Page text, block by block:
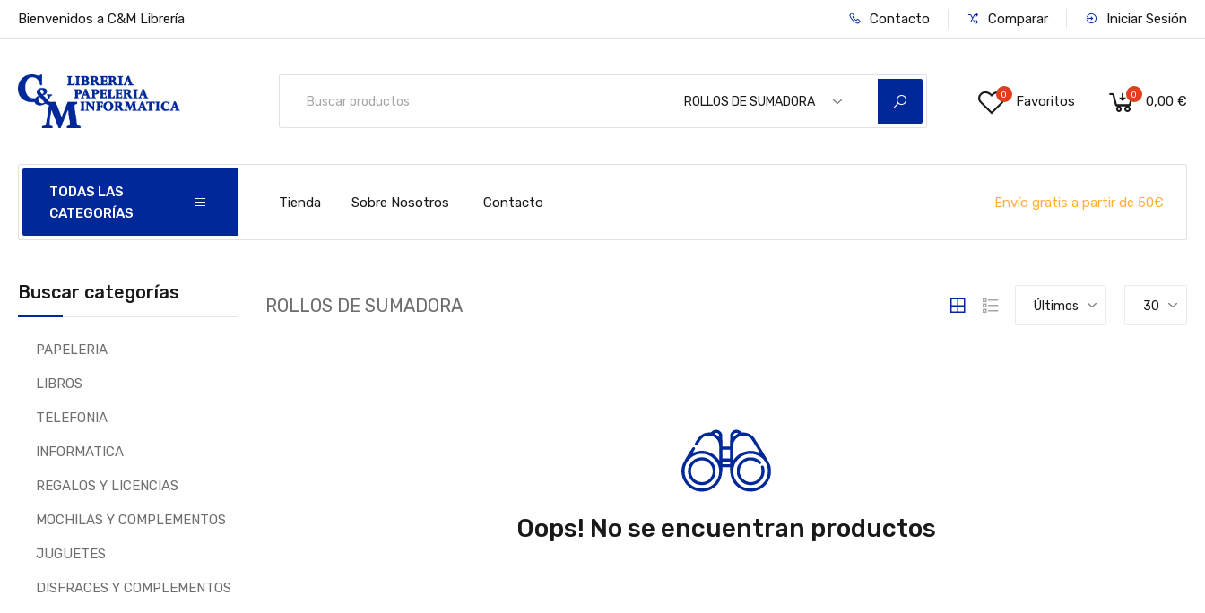
Bienvenidos a C&M Librería Contacto Comparar Iniciar Sesión
ROLLOS DE SUMADORA 0 Favoritos 0 0,00 €
TODAS LAS
CATEGORÍAS
Tienda Sobre Nosotros Contacto Envío gratis a partir de 50€
Buscar categorías
PAPELERIA
LIBROS
TELEFONIA
INFORMATICA
REGALOS Y LICENCIAS
MOCHILAS Y COMPLEMENTOS
JUGUETES
DISFRACES Y COMPLEMENTOS
ROLLOS DE SUMADORA Últimos 30
Oops! No se encuentran productos